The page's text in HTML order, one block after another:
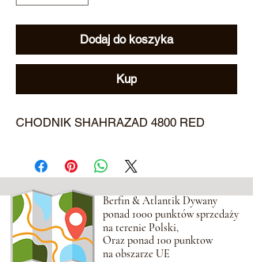
Dodaj do koszyka
Kup
CHODNIK SHAHRAZAD 4800 RED
Berfin & Atlantik Dywany
ponad 1000 punktów sprzedaży
na terenie Polski,
Oraz ponad 100 punktow
na obszarze UE